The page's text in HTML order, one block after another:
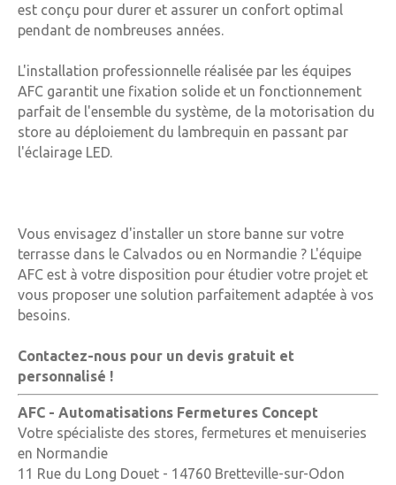
est conçu pour durer et assurer un confort optimal
pendant de nombreuses années.
L'installation professionnelle réalisée par les équipes
AFC garantit une fixation solide et un fonctionnement
parfait de l'ensemble du système, de la motorisation du
store au déploiement du lambrequin en passant par
l'éclairage LED.
Vous envisagez d'installer un store banne sur votre
terrasse dans le Calvados ou en Normandie ? L'équipe
AFC est à votre disposition pour étudier votre projet et
vous proposer une solution parfaitement adaptée à vos
besoins.
Contactez-nous pour un devis gratuit et
personnalisé !
AFC - Automatisations Fermetures Concept
Votre spécialiste des stores, fermetures et menuiseries
en Normandie
11 Rue du Long Douet - 14760 Bretteville-sur-Odon